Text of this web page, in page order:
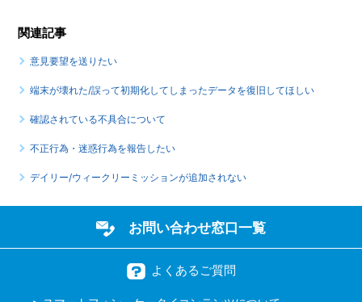
関連記事
意見要望を送りたい
端末が壊れた/誤って初期化してしまったデータを復旧してほしい
確認されている不具合について
不正行為・迷惑行為を報告したい
デイリー/ウィークリーミッションが追加されない
お問い合わせ窓口一覧
よくあるご質問